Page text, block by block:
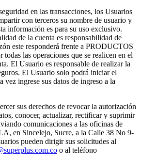
en las transacciones, los Usuarios
con terceros su nombre de usuario y
información es para su uso exclusivo.
de la cuenta es responsabilidad de
este responderá frente a PRODUCTOS
las operaciones que se realicen en el
El Usuario es responsable de realizar la
El Usuario solo podrá iniciar el
vez ingrese sus datos de ingreso a la
sus derechos de revocar la autorización
conocer, actualizar, rectificar y suprimir
comunicaciones a las oficinas de
en Sincelejo, Sucre, a la Calle 38 No 9-
pueden dirigir sus solicitudes al
o al teléfono